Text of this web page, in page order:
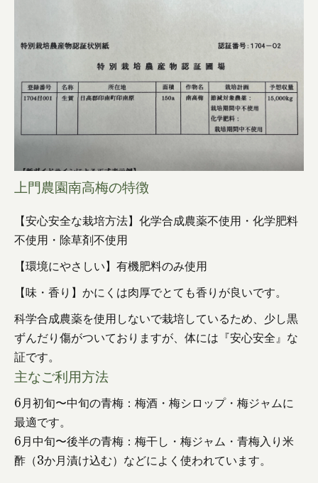
上門農園南高梅の特徴
【安心安全な栽培方法】化学合成農薬不使用・化学肥料
不使用・除草剤不使用
【環境にやさしい】有機肥料のみ使用
【味・香り】かにくは肉厚でとても香りが良いです。
科学合成農薬を使用しないで栽培しているため、少し黒
ずんだり傷がついておりますが、体には『安心安全』な
証です。
主なご利用方法
6月初旬〜中旬の青梅：梅酒・梅シロップ・梅ジャムに
最適です。
6月中旬〜後半の青梅：梅干し・梅ジャム・青梅入り米
酢（3か月漬け込む）などによく使われています。